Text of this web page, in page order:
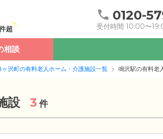
超
0120-
受付時間 10:00〜
相談
ヶ沢町の有料老人ホーム・介護施設一覧 鳴沢駅の有料老
設 3 件